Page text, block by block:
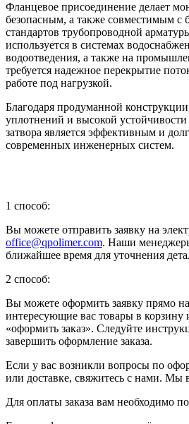
Фланцевое присоединение делает
безопасным, а также совместимым с
стандартов трубопроводной
используется в системах
водоотведения, а также на
требуется надежное перекрытие
работе под нагрузкой.
Благодаря продуманной
уплотнений и высокой
затвора является эффективным и
современных инженерных систем.
1 способ:
Вы можете отправить заявку на
office@qpolimer.com. Наши
ближайшее время для уточнения
2 способ:
Вы можете оформить заявку прямо
интересующие вас товары в
«оформить заказ». Следуйте
завершить оформление заказа.
Если у вас возникли вопросы по
или доставке, свяжитесь с нами. Мы
Для оплаты заказа вам необходимо